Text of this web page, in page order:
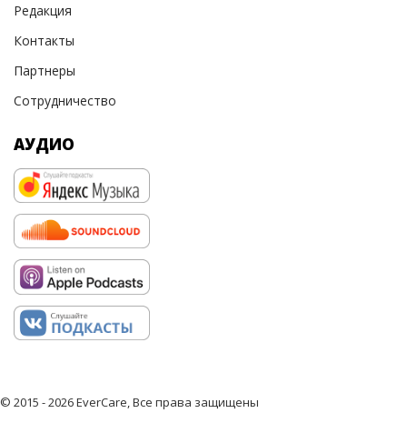
Редакция
Контакты
Партнеры
Сотрудничество
АУДИО
© 2015 - 2026 EverCare, Все права защищены